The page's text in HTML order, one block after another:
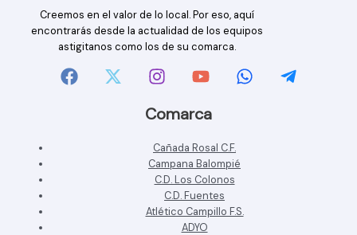
Creemos en el valor de lo local. Por eso, aquí
encontrarás desde la actualidad de los equipos
astigitanos como los de su comarca.
Comarca
Cañada Rosal C.F.
Campana Balompié
C.D. Los Colonos
C.D. Fuentes
Atlético Campillo F.S.
ADYO